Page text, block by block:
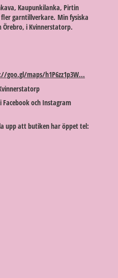
Kaupunkilanka, Pirtin
garntillverkare. Min fysiska
i Kvinnerstatorp.
goo.gl/maps/h1P6zz1p3W...
och Instagram
upp att butiken har öppet tel: